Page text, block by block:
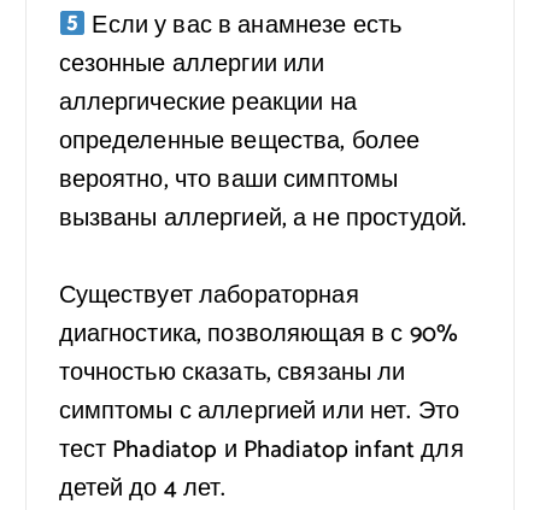
Если у вас в анамнезе есть
сезонные аллергии или
аллергические реакции на
определенные вещества, более
вероятно, что ваши симптомы
вызваны аллергией, а не простудой.
Существует лабораторная
диагностика, позволяющая в с 90%
точностью сказать, связаны ли
симптомы с аллергией или нет. Это
тест Phadiatop и Phadiatop infant для
детей до 4 лет.